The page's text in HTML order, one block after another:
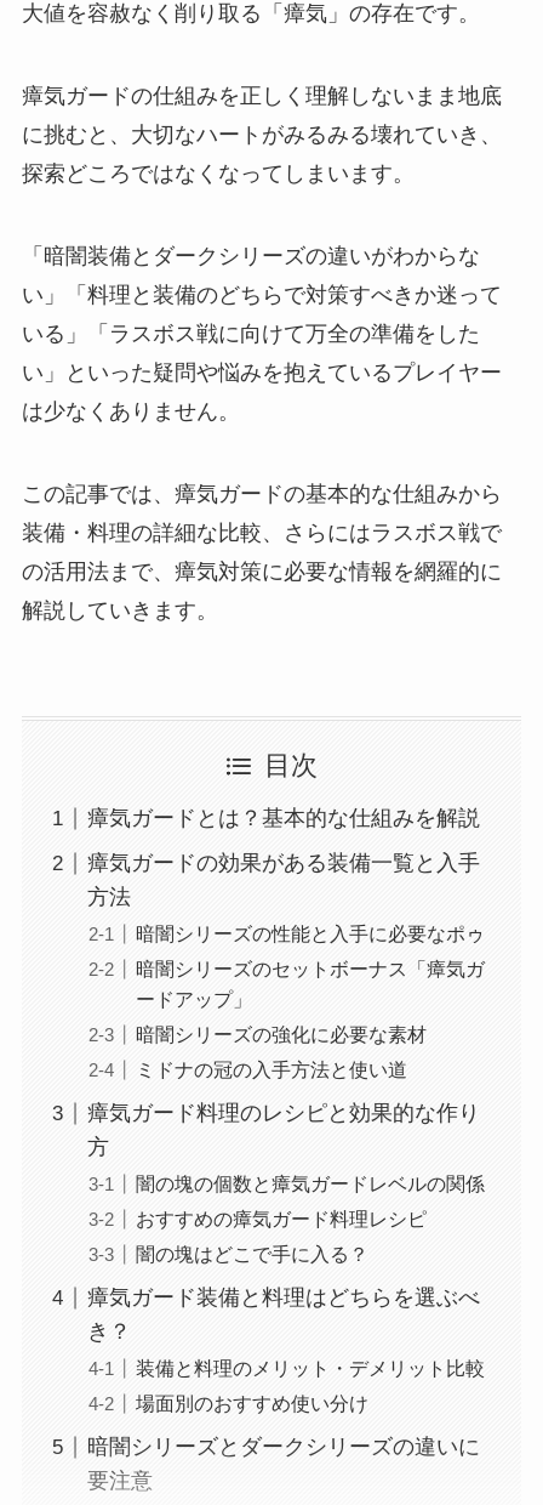
大値を容赦なく削り取る「瘴気」の存在です。
瘴気ガードの仕組みを正しく理解しないまま地底
に挑むと、大切なハートがみるみる壊れていき、
探索どころではなくなってしまいます。
「暗闇装備とダークシリーズの違いがわからな
い」「料理と装備のどちらで対策すべきか迷って
いる」「ラスボス戦に向けて万全の準備をした
い」といった疑問や悩みを抱えているプレイヤー
は少なくありません。
この記事では、瘴気ガードの基本的な仕組みから
装備・料理の詳細な比較、さらにはラスボス戦で
の活用法まで、瘴気対策に必要な情報を網羅的に
解説していきます。
目次
瘴気ガードとは？基本的な仕組みを解説
瘴気ガードの効果がある装備一覧と入手
方法
暗闇シリーズの性能と入手に必要なポゥ
暗闇シリーズのセットボーナス「瘴気ガ
ードアップ」
暗闇シリーズの強化に必要な素材
ミドナの冠の入手方法と使い道
瘴気ガード料理のレシピと効果的な作り
方
闇の塊の個数と瘴気ガードレベルの関係
おすすめの瘴気ガード料理レシピ
闇の塊はどこで手に入る？
瘴気ガード装備と料理はどちらを選ぶべ
き？
装備と料理のメリット・デメリット比較
場面別のおすすめ使い分け
暗闇シリーズとダークシリーズの違いに
要注意